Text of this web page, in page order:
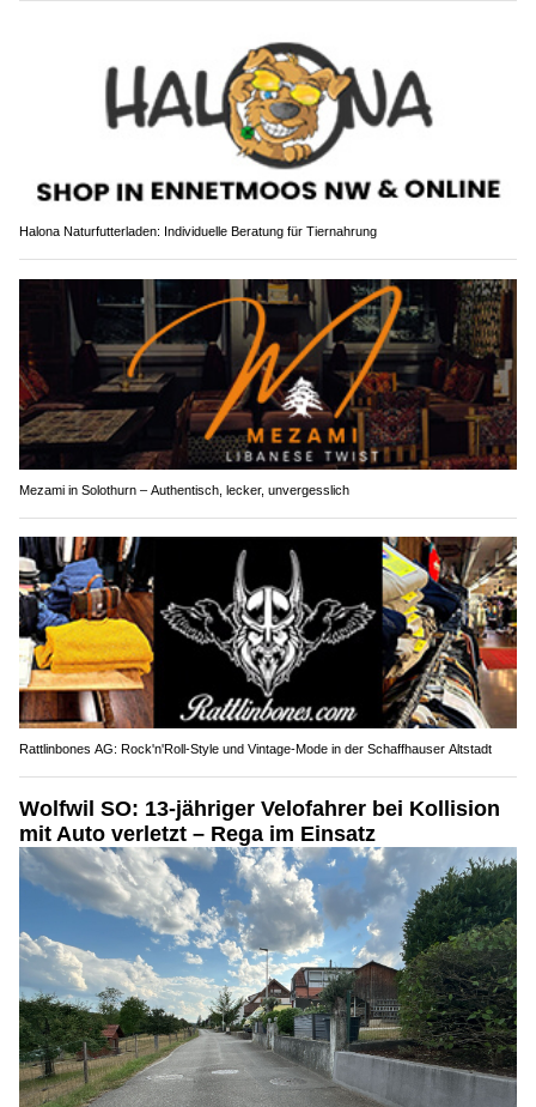
Halona Naturfutterladen: Individuelle Beratung für Tiernahrung
Mezami in Solothurn – Authentisch, lecker, unvergesslich
Rattlinbones AG: Rock'n'Roll-Style und Vintage-Mode in der Schaffhauser Altstadt
Wolfwil SO: 13-jähriger Velofahrer bei Kollision
mit Auto verletzt – Rega im Einsatz